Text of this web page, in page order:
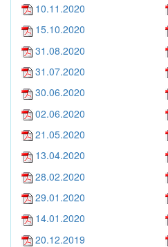
10.11.2020
15.10.2020
31.08.2020
31.07.2020
30.06.2020
02.06.2020
21.05.2020
13.04.2020
28.02.2020
29.01.2020
14.01.2020
20.12.2019